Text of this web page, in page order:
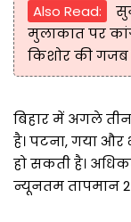
Also Read:
मुलाकात पर
किशोर की गजब
बिहार में अगले
है। पटना, गया
हो सकती है।
न्यूनतम तापमान